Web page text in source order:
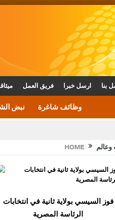
فريق العمل ارسل خبرا بنا
نبض وظائف شاغرة
القاضي
HOME
فوز السيسي بولاية ثانية في انتخابات
الرئاسة المصرية